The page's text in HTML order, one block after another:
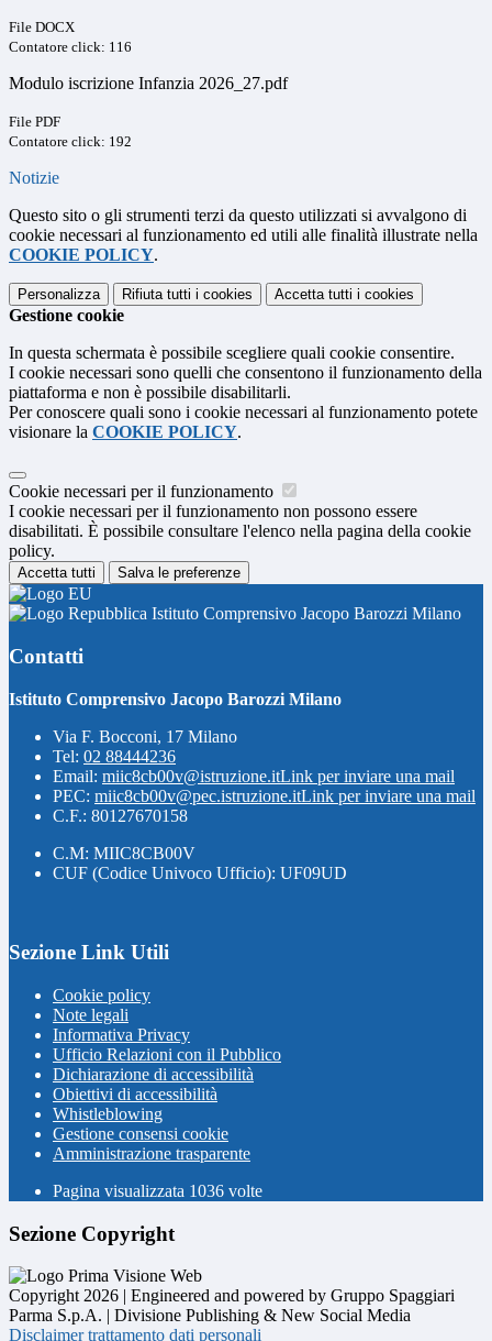
File DOCX
Contatore click: 116
Modulo iscrizione Infanzia 2026_27.pdf
File PDF
Contatore click: 192
Notizie
Questo sito o gli strumenti terzi da questo utilizzati si avvalgono di
cookie necessari al funzionamento ed utili alle finalità illustrate nella
COOKIE POLICY.
Personalizza Rifiuta tutti i cookies Accetta tutti i cookies
Gestione cookie
In questa schermata è possibile scegliere quali cookie consentire.
I cookie necessari sono quelli che consentono il funzionamento della
piattaforma e non è possibile disabilitarli.
Per conoscere quali sono i cookie necessari al funzionamento potete
visionare la COOKIE POLICY.
Cookie necessari per il funzionamento
I cookie necessari per il funzionamento non possono essere
disabilitati. È possibile consultare l'elenco nella pagina della cookie
policy.
Accetta tutti Salva le preferenze
Istituto Comprensivo Jacopo Barozzi Milano
Contatti
Istituto Comprensivo Jacopo Barozzi Milano
Via F. Bocconi, 17 Milano
Tel: 02 88444236
Email: miic8cb00v@istruzione.itLink per inviare una mail
PEC: miic8cb00v@pec.istruzione.itLink per inviare una mail
C.F.: 80127670158
C.M: MIIC8CB00V
CUF (Codice Univoco Ufficio): UF09UD
Sezione Link Utili
Cookie policy
Note legali
Informativa Privacy
Ufficio Relazioni con il Pubblico
Dichiarazione di accessibilità
Obiettivi di accessibilità
Whistleblowing
Gestione consensi cookie
Amministrazione trasparente
Pagina visualizzata 1036 volte
Sezione Copyright
Copyright 2026 | Engineered and powered by Gruppo Spaggiari
Parma S.p.A. | Divisione Publishing & New Social Media
Disclaimer trattamento dati personali